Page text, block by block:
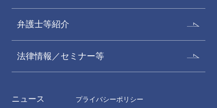
弁護士等紹介
法律情報／セミナー等
ニュース プライバシーポリシー